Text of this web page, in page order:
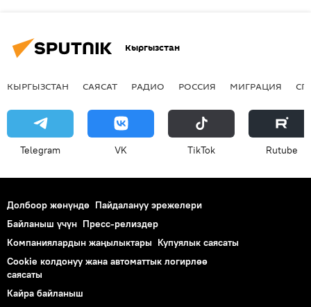
Кыргызстан
КЫРГЫЗСТАН САЯСАТ РАДИО РОССИЯ МИГРАЦИЯ
Telegram VK ТikТоk Rutube
Долбоор жөнүндө Пайдалануу эрежелери
Байланыш үчүн Пресс-релиздер
Компаниялардын жаңылыктары Купуялык саясаты
Cookie колдонуу жана автоматтык логирлөө
саясаты
Кайра байланыш